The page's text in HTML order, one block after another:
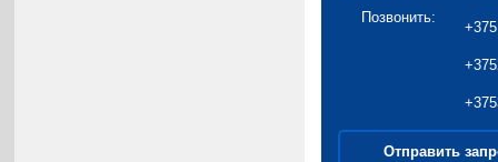
Позвонить:
Отправить